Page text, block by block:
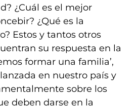
¿Cuál es el mejor
¿Qué es la
Estos y tantos otros
su respuesta en la
formar una familia’,
en nuestro país y
sobre los
deben darse en la